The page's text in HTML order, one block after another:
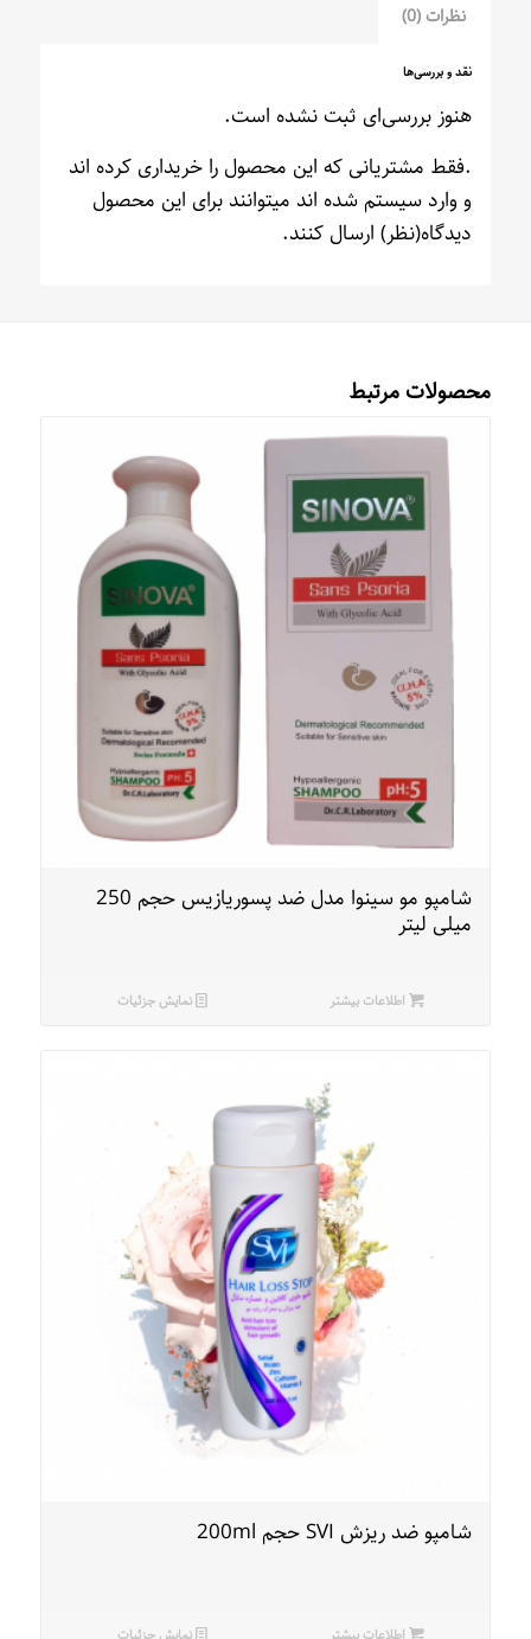
نظرات (0)
نقد و بررسی‌ها
هنوز بررسی‌ای ثبت نشده است.
.فقط مشتریانی که این محصول را خریداری کرده اند
و وارد سیستم شده اند میتوانند برای این محصول
دیدگاه(نظر) ارسال کنند.
محصولات مرتبط
شامپو مو سینوا مدل ضد پسوریازیس حجم 250
میلی لیتر
اطلاعات بیشتر نمایش جزئیات
شامپو ضد ریزش SVI حجم 200ml